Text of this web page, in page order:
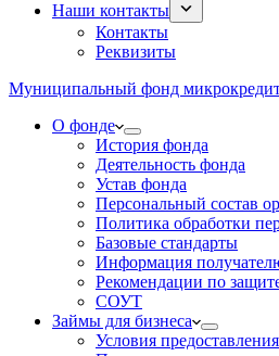
Наши контакты
Контакты
Реквизиты
Муниципальный фонд
О фонде
История фонда
Деятельность фонда
Устав фонда
Персональный состав
Политика обработки
Базовые стандарты
Информация
Рекомендации по
СОУТ
Займы для бизнеса
Условия